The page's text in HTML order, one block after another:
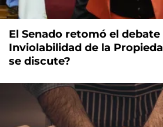
El Senado retomó el
Inviolabilidad de la
se discute?